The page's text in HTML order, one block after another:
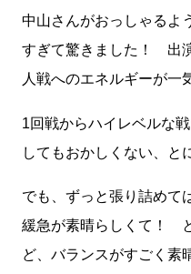
中山さんがおっしゃるよ
すぎて驚きました！ 出
人戦へのエネルギーが一
1回戦からハイレベルな
してもおかしくない、と
でも、ずっと張り詰めて
緩急が素晴らしくて！
ど、バランスがすごく素